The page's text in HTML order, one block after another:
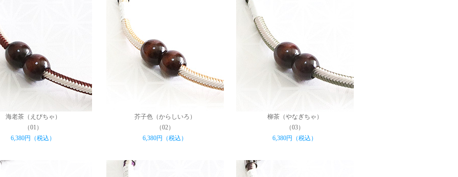
海老茶（えびちゃ）
（01）
6,380円（税込）
芥子色（からしいろ）
（02）
6,380円（税込）
柳茶（やなぎちゃ）
（03）
6,380円（税込）